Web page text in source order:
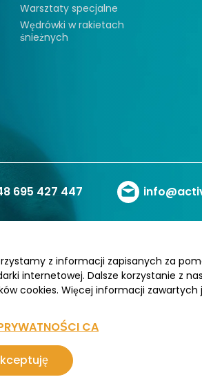
z informacji zapisanych za
internetowej. Dalsze korzystanie z
cookies. Więcej informacji
CA
Warsztaty specjalne
Wędrówki w rakietach
śnieżnych
695 427 447
by Oceanwide-Expeditions